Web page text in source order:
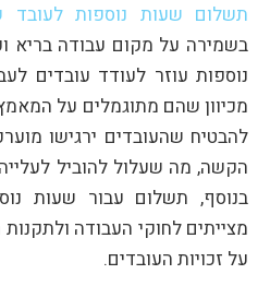
תשלום שעות נוספות לעובד
בשמירה על מקום עבודה בריא
נוספות עוזר לעודד עובדים
מכיוון שהם מתוגמלים על
להבטיח שהעובדים ירגישו
הקשה, מה שעלול להוביל
בנוסף, תשלום עבור שעות
מצייתים לחוקי העבודה
על זכויות העובדים.